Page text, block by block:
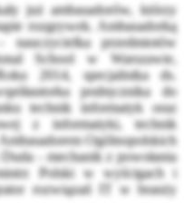
już ambasadorów, którzy
rozgrywek. Ambasadorką
przedmiotów
School w Warszawie,
2014, specjalistka ds.
podręcznika do
technik informatyk oraz
z informatyki, technik
Ogólnopolskich
- mechanik z powołania
Polski w wyścigach i
rozwiązań IT w branży